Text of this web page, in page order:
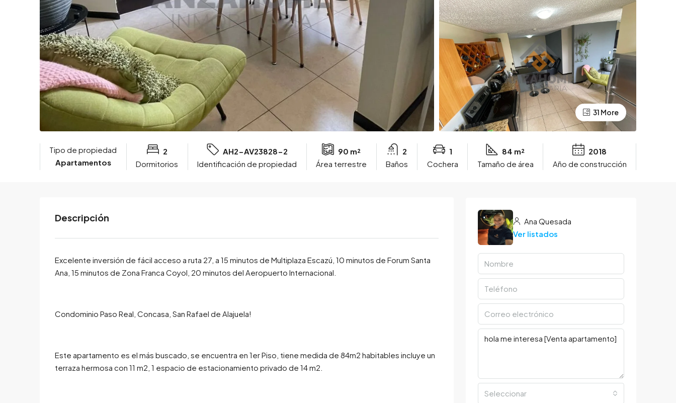
31 More
Tipo de propiedad
Apartamentos
2
Dormitorios
AH2-AV23828-2
Identificación de propiedad
90 m²
Área terrestre
2
Baños
1
Cochera
84 m²
Tamaño de área
2018
Año de construcción
Descripción
Excelente inversión de fácil acceso a ruta 27, a 15 minutos de Multiplaza Escazú, 10 minutos de Forum Santa
Ana, 15 minutos de Zona Franca Coyol, 20 minutos del Aeropuerto Internacional.
Condominio Paso Real, Concasa, San Rafael de Alajuela!
Este apartamento es el más buscado, se encuentra en 1er Piso, tiene medida de 84m2 habitables incluye un
terraza hermosa con 11 m2, 1 espacio de estacionamiento privado de 14 m2.
Ana Quesada
Ver listados
Seleccionar